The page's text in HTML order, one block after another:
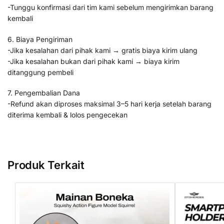
-Tunggu konfirmasi dari tim kami sebelum mengirimkan barang
kembali
6. Biaya Pengiriman
-Jika kesalahan dari pihak kami → gratis biaya kirim ulang
-Jika kesalahan bukan dari pihak kami → biaya kirim
ditanggung pembeli
7. Pengembalian Dana
-Refund akan diproses maksimal 3–5 hari kerja setelah barang
diterima kembali & lolos pengecekan
Produk Terkait